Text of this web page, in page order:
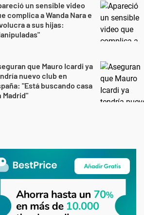
un sensible video
complica a Wanda Nara e
a sus hijas:
que Mauro Icardi ya
nuevo club en
"Está buscando casa
Madrid"